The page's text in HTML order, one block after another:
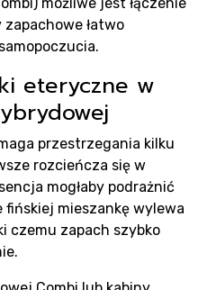
łatwo
eteryczne w
przestrzegania kilku
rozcieńcza się w
mogłaby podrażnić
fińskiej mieszankę wylewa
czemu zapach szybko